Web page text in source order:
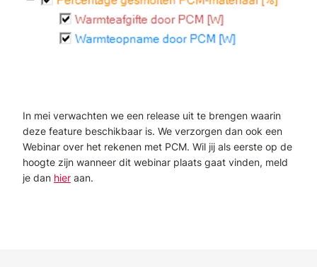
In mei verwachten we een release uit te brengen waarin
deze feature beschikbaar is. We verzorgen dan ook een
Webinar over het rekenen met PCM. Wil jij als eerste op de
hoogte zijn wanneer dit webinar plaats gaat vinden, meld
je dan hier aan.